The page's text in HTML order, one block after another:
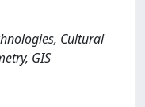
Cultural
GIS